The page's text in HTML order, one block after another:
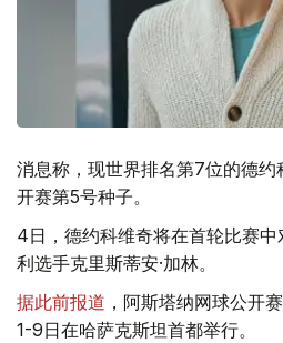
消息称，现世界排名第7位的德
开赛第5号种子。
4日，德约科维奇将在首轮比赛
利选手克里斯蒂安·加林。
据此前报道 ，阿斯塔纳网球公开
1-9日在哈萨克斯坦首都举行。